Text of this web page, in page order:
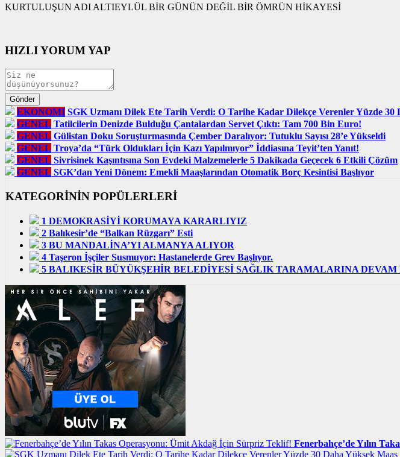
KURTULUŞUN ADI ALTIEYLÜL BİR GÜNÜN DEĞİL BİR ÖMRÜN HİKAYESİ
HIZLI YORUM YAP
EKONOMI SGK Uzmanı Dilek Ete Tarih Verdi: O Tarihe Kadar Dilekçe Verenler Yüzde 30
GENEL Tatilcilerin Denizde Bulduğu Çantalardan Servet Çıktı: Tam 700 Bin Euro!
GENEL Gülistan Doku Soruşturmasında Çember Daralıyor: Tutuklu Sayısı 28’e Yükseldi
GENEL Troya’da “Türk Oldukları İçin Kazı Yapılmıyor” İddiasına Teyit’ten Yanıt!
GENEL Sivrisinek Kaşıntısına Son Evdeki Malzemelerle 5 Dakikada Geçecek 6 Etkili Çözüm
GENEL SGK’dan Yeni Dönem: Emekli Maaşlarından Otomatik Borç Kesintisi Başlıyor
KATEGORİNİN POPÜLERLERİ
1 DEMOKRASİYİ KORUMAYA KARARLIYIZ
2 Balıkesir’de “Balkan Rüzgarı” Esti
3 BU MANDALİNA’YI ALMANYA ALIYOR
4 Taşeron İşçiler Susmuyor: Hastanelerde Grev Başlıyor.
5 BALIKESİR BÜYÜKŞEHİR BELEDİYESİ SAĞLIK TARAMALARINA DEVAM
Fenerbahçe’de Yılın